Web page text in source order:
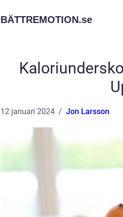
BÄTTREMOTION.se
12 januari 2024 Jon Larsson